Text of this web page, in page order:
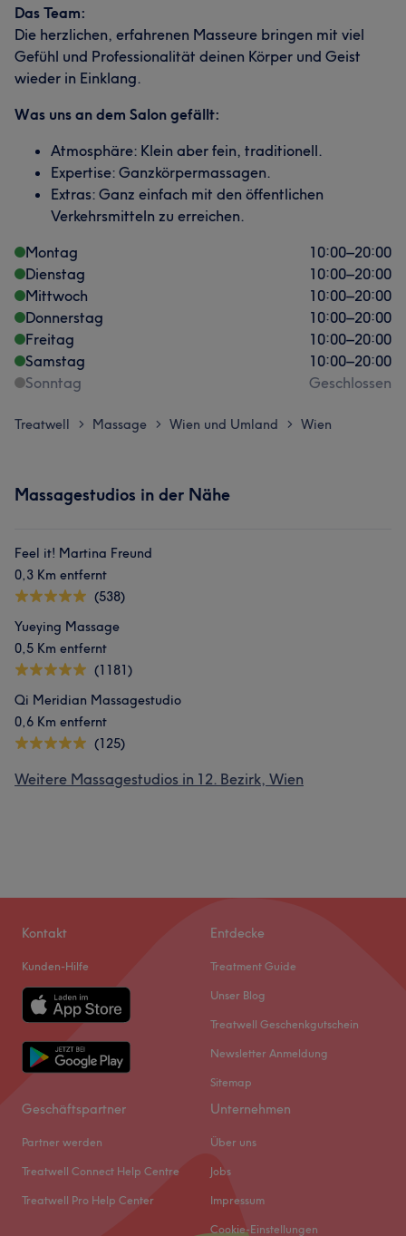
Das Team:
Die herzlichen, erfahrenen Masseure bringen mit viel
Gefühl und Professionalität deinen Körper und Geist
wieder in Einklang.
Was uns an dem Salon gefällt:
Atmosphäre: Klein aber fein, traditionell.
Expertise: Ganzkörpermassagen.
Extras: Ganz einfach mit den öffentlichen
Verkehrsmitteln zu erreichen.
Montag
10:00–20:00
Dienstag
10:00–20:00
Mittwoch
10:00–20:00
Donnerstag
10:00–20:00
Freitag
10:00–20:00
Samstag
10:00–20:00
Sonntag
Geschlossen
Treatwell > Massage > Wien und Umland > Wien
Massagestudios in der Nähe
Feel it! Martina Freund
0,3 Km entfernt
(538)
Yueying Massage
0,5 Km entfernt
(1181)
Qi Meridian Massagestudio
0,6 Km entfernt
(125)
Weitere Massagestudios in 12. Bezirk, Wien
Kontakt
Kunden-Hilfe
Entdecke
Treatment Guide
Unser Blog
Treatwell Geschenkgutschein
Newsletter Anmeldung
Sitemap
Geschäftspartner
Partner werden
Treatwell Connect Help Centre
Treatwell Pro Help Center
Unternehmen
Über uns
Jobs
Impressum
Cookie-Einstellungen